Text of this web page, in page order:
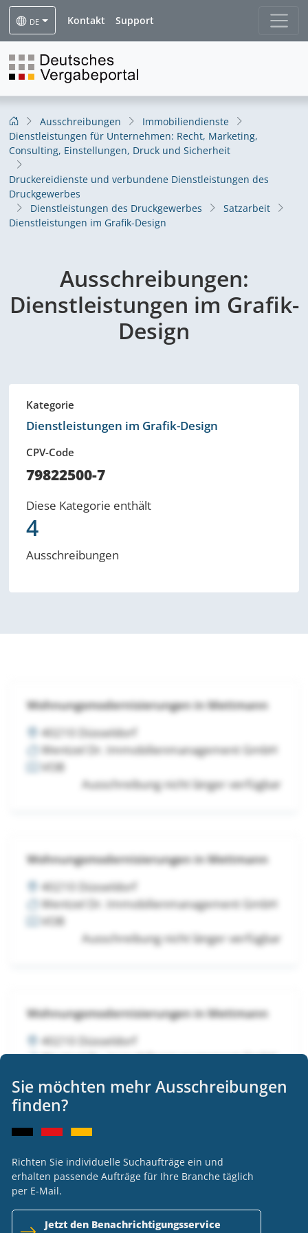
DE Kontakt Support
Ausschreibungen
Immobiliendienste
Dienstleistungen für Unternehmen: Recht, Marketing,
Consulting, Einstellungen, Druck und Sicherheit
Druckereidienste und verbundene Dienstleistungen des
Druckgewerbes
Dienstleistungen des Druckgewerbes
Satzarbeit
Dienstleistungen im Grafik-Design
Ausschreibungen:
Dienstleistungen im Grafik-
Design
Kategorie
Dienstleistungen im Grafik-Design
CPV-Code
79822500-7
Diese Kategorie enthält
4
Ausschreibungen
Wohnungsmodernisierungen in Mettmann
40210 Düsseldorf
Wentzel Dr. Immobilienmanagement GmbH
VOB
Ausschreibung nicht länger verfügbar
Wohnungsmodernisierungen in Mettmann
40210 Düsseldorf
Wentzel Dr. Immobilienmanagement GmbH
VOB
Ausschreibung nicht länger verfügbar
Wohnungsmodernisierungen in Mettmann
40210 Düsseldorf
Wentzel Dr. Immobilienmanagement GmbH
Ausschreibung nicht länger verfügbar
Wohnungsmodernisierungen in Mettmann
40210 Düsseldorf
Wentzel Dr. Immobilienmanagement GmbH
VOB
Sie möchten mehr Ausschreibungen
finden?
Richten Sie individuelle Suchaufträge ein und
erhalten passende Aufträge für Ihre Branche täglich
per E-Mail.
Jetzt den Benachrichtigungsservice